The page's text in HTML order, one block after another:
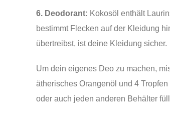
6. Deodorant: Kokosöl enthält
bestimmt Flecken auf der Kleidung
übertreibst, ist deine Kleidung sicher.
Um dein eigenes Deo zu machen,
ätherisches Orangenöl und 4
oder auch jeden anderen Behälter